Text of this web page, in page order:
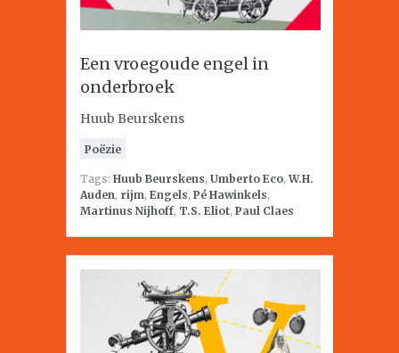
Een vroegoude engel in
onderbroek
Huub Beurskens
Poëzie
Tags: Huub Beurskens, Umberto Eco,W.H.
Auden, rijm, Engels, Pé Hawinkels,
Martinus Nijhoff, T.S. Eliot, Paul Claes